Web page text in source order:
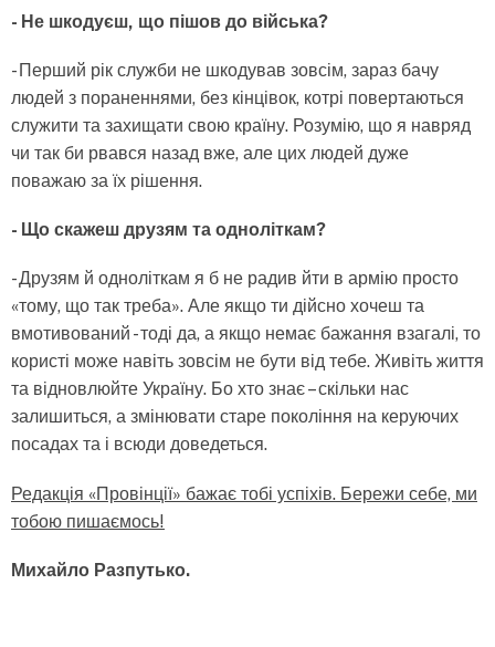
- Не шкодуєш, що пішов до війська?
- Перший рік служби не шкодував зовсім, зараз бачу
людей з пораненнями, без кінцівок, котрі повертаються
служити та захищати свою країну. Розумію, що я навряд
чи так би рвався назад вже, але цих людей дуже
поважаю за їх рішення.
- Що скажеш друзям та одноліткам?
- Друзям й одноліткам я б не радив йти в армію просто
«тому, що так треба». Але якщо ти дійсно хочеш та
вмотивований - тоді да, а якщо немає бажання взагалі, то
користі може навіть зовсім не бути від тебе. Живіть життя
та відновлюйте Україну. Бо хто знає – скільки нас
залишиться, а змінювати старе покоління на керуючих
посадах та і всюди доведеться.
Редакція «Провінції» бажає тобі успіхів. Бережи себе, ми
тобою пишаємось!
Михайло Разпутько.